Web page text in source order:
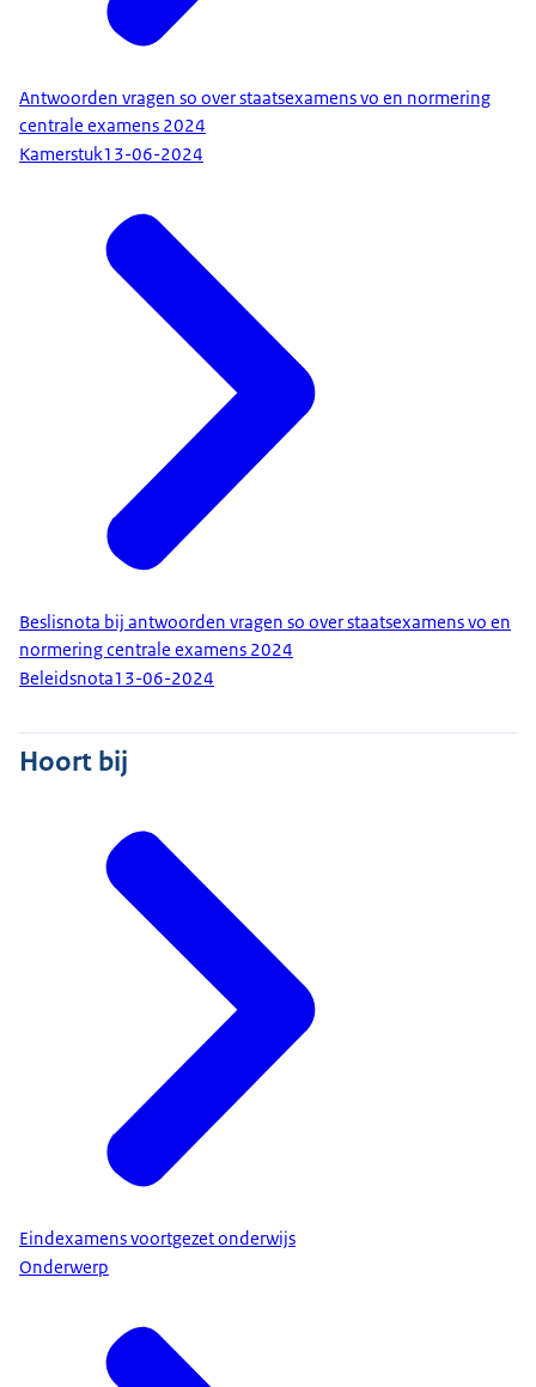
Antwoorden vragen so over staatsexamens vo en normering
centrale examens 2024
Kamerstuk13-06-2024
Beslisnota bij antwoorden vragen so over staatsexamens vo en
normering centrale examens 2024
Beleidsnota13-06-2024
Hoort bij
Eindexamens voortgezet onderwijs
Onderwerp